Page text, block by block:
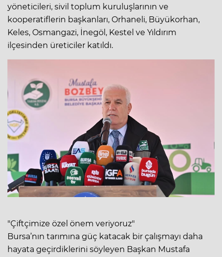
yöneticileri, sivil toplum kuruluşlarının ve
kooperatiflerin başkanları, Orhaneli, Büyükorhan,
Keles, Osmangazi, İnegöl, Kestel ve Yıldırım
ilçesinden üreticiler katıldı.
"Çiftçimize özel önem veriyoruz"
Bursa’nın tarımına güç katacak bir çalışmayı daha
hayata geçirdiklerini söyleyen Başkan Mustafa